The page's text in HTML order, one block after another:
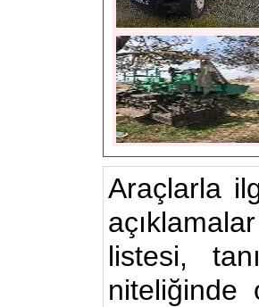
Araçlarla
listesi,
niteliğinde